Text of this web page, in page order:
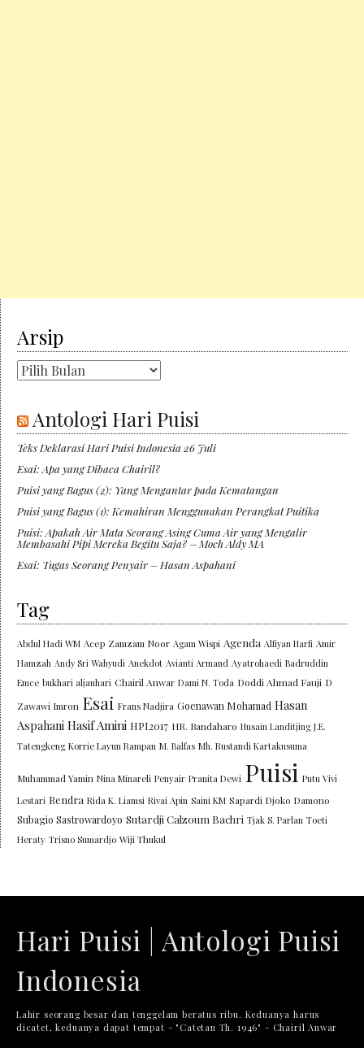
Arsip
Arsip
Antologi Hari Puisi
Teks Deklarasi Hari Puisi Indonesia 26 Juli
Esai: Apa yang Dibaca Chairil?
Puisi yang Bagus (2): Yang Mengantar pada Kematangan
Puisi yang Bagus (1): Kemahiran Menggunakan Perangkat Puitika
Puisi: Apakah Air Mata Seorang Asing Cuma Air yang Mengalir
Membasahi Pipi Mereka Begitu Saja? – Moch Aldy MA
Esai: Tugas Seorang Penyair – Hasan Aspahani
Tag
Abdul Hadi WM Acep Zamzam Noor Agam Wispi Agenda Alfiyan Harfi Amir
Hamzah Andy Sri Wahyudi Anekdot Avianti Armand Ayatrohaedi Badruddin
Emce bukhari aljauhari Chairil Anwar Dami N. Toda Doddi Ahmad Fauji D
Zawawi Imron Esai Frans Nadjira Goenawan Mohamad Hasan
Aspahani Hasif Amini HPI2017 HR. Bandaharo Husain Landitjing J.E.
Tatengkeng Korrie Layun Rampan M. Balfas Mh. Rustandi Kartakusuma
Muhammad Yamin Nina Minareli Penyair Pranita Dewi Puisi Putu Vivi
Lestari Rendra Rida K. Liamsi Rivai Apin Saini KM Sapardi Djoko Damono
Subagio Sastrowardoyo Sutardji Calzoum Bachri Tjak S. Parlan Toeti
Heraty Trisno Sumardjo Wiji Thukul
Hari Puisi | Antologi Puisi
Indonesia
Lahir seorang besar dan tenggelam beratus ribu. Keduanya harus
dicatet, keduanya dapat tempat - "Catetan Th. 1946" - Chairil Anwar